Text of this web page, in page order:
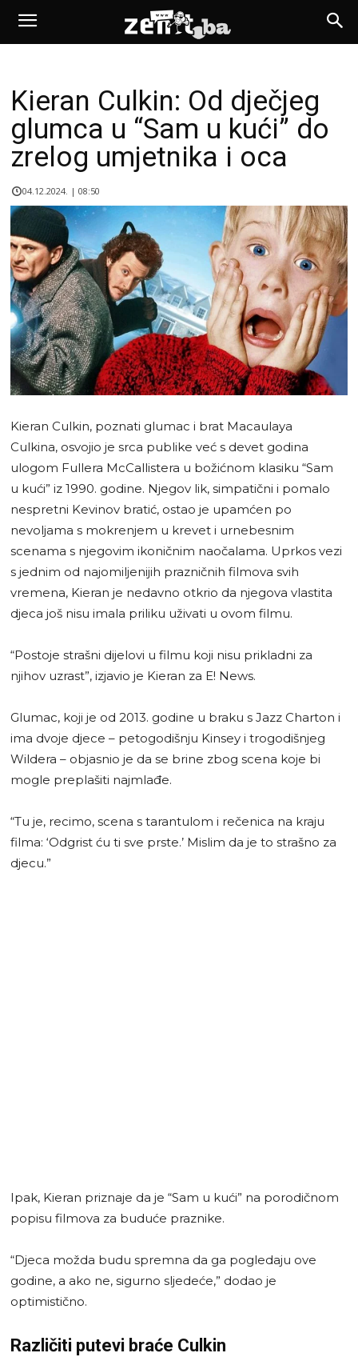
Kieran Culkin: Od dječjeg
glumca u “Sam u kući” do
zrelog umjetnika i oca
04.12.2024. | 08:50
Kieran Culkin, poznati glumac i brat Macaulaya
Culkina, osvojio je srca publike već s devet godina
ulogom Fullera McCallistera u božićnom klasiku “Sam
u kući” iz 1990. godine. Njegov lik, simpatični i pomalo
nespretni Kevinov bratić, ostao je upamćen po
nevoljama s mokrenjem u krevet i urnebesnim
scenama s njegovim ikoničnim naočalama. Uprkos vezi
s jednim od najomiljenijih prazničnih filmova svih
vremena, Kieran je nedavno otkrio da njegova vlastita
djeca još nisu imala priliku uživati u ovom filmu.
“Postoje strašni dijelovi u filmu koji nisu prikladni za
njihov uzrast”, izjavio je Kieran za E! News.
Glumac, koji je od 2013. godine u braku s Jazz Charton i
ima dvoje djece – petogodišnju Kinsey i trogodišnjeg
Wildera – objasnio je da se brine zbog scena koje bi
mogle preplašiti najmlađe.
“Tu je, recimo, scena s tarantulom i rečenica na kraju
filma: ‘Odgrist ću ti sve prste.’ Mislim da je to strašno za
djecu.”
Ipak, Kieran priznaje da je “Sam u kući” na porodičnom
popisu filmova za buduće praznike.
“Djeca možda budu spremna da ga pogledaju ove
godine, a ako ne, sigurno sljedeće,” dodao je
optimistično.
Različiti putevi braće Culkin